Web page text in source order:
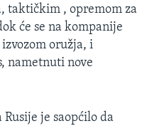
, opremom za
će se na kompanije
oružja, i
nametnuti nove
je saopćilo da